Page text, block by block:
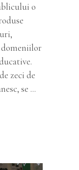
o
zeci de
se